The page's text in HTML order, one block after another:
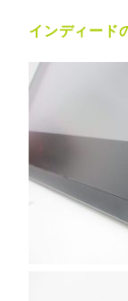
インディード